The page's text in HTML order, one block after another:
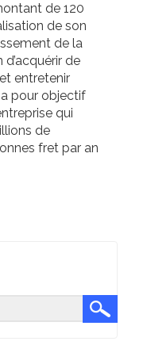
de 120
de son
de la
de
entretenir
a pour objectif
qui
de
fret par an